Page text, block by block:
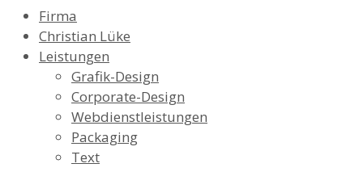
Firma
Christian Lüke
Leistungen
Grafik-Design
Corporate-Design
Webdienstleistungen
Packaging
Text